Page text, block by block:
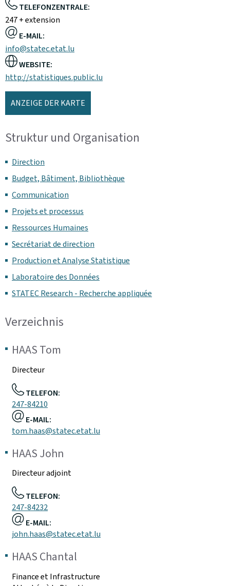
TELEFONZENTRALE:
247 + extension
E-MAIL:
info@statec.etat.lu
WEBSITE:
http://statistiques.public.lu
ANZEIGE DER KARTE
Struktur und Organisation
Direction
Budget, Bâtiment, Bibliothèque
Communication
Projets et processus
Ressources Humaines
Secrétariat de direction
Production et Analyse Statistique
Laboratoire des Données
STATEC Research - Recherche appliquée
Verzeichnis
HAAS Tom
Directeur
TELEFON:
247-84210
E-MAIL:
tom.haas@statec.etat.lu
HAAS John
Directeur adjoint
TELEFON:
247-84232
E-MAIL:
john.haas@statec.etat.lu
HAAS Chantal
Finance et Infrastructure